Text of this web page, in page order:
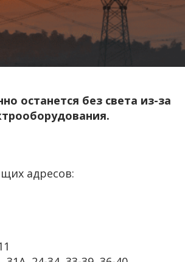
останется без света из-за
адресов: